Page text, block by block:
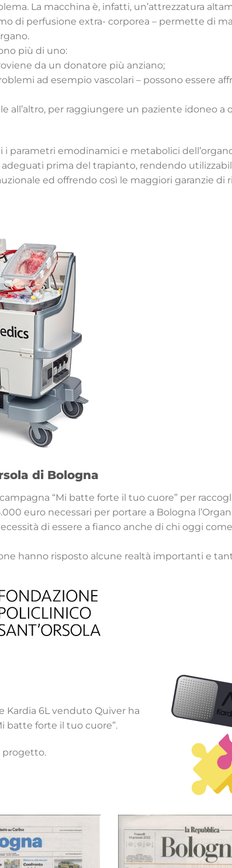
La macchina è, infatti, un’attrezzatura
di perfusione extra- corporea – permette di
più di uno:
da un donatore più anziano;
ad esempio vascolari – possono essere
all’altro, per raggiungere un paziente idoneo a
parametri emodinamici e metabolici
prima del trapianto, rendendo
ed offrendo così le maggiori garanzie di
di Bologna
“Mi batte forte il tuo cuore” per
euro necessari per portare a Bologna
di essere a fianco anche di chi oggi
hanno risposto alcune realtà importanti e
Kardia 6L venduto Quiver ha
batte forte il tuo cuore”.